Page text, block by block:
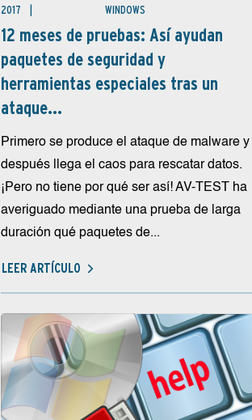
2017
WINDOWS
12 meses de pruebas: Así ayudan
paquetes de seguridad y
herramientas especiales tras un
ataque...
Primero se produce el ataque de malware y
después llega el caos para rescatar datos.
¡Pero no tiene por qué ser así! AV-TEST ha
averiguado mediante una prueba de larga
duración qué paquetes de...
LEER ARTÍCULO